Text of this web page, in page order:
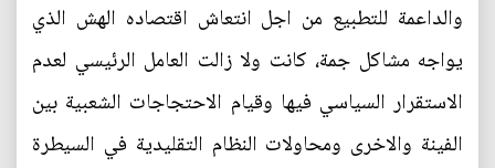
والداعمة للتطبيع من اجل انتعاش اقتصاده الهش الذي
يواجه مشاكل جمة، كانت ولا زالت العامل الرئيسي لعدم
الاستقرار السياسي فيها وقيام الاحتجاجات الشعبية بين
الفينة والاخرى ومحاولات النظام التقليدية في السيطرة